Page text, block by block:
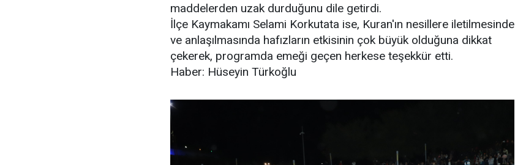
maddelerden uzak durduğunu dile getirdi.
İlçe Kaymakamı Selami Korkutata ise, Kuran'ın nesillere iletilmesinde
ve anlaşılmasında hafızların etkisinin çok büyük olduğuna dikkat
çekerek, programda emeği geçen herkese teşekkür etti.
Haber: Hüseyin Türkoğlu